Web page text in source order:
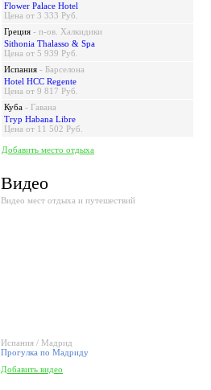
Flower Palace Hotel
Цена от 3 333 Руб.
Греция - п-ов. Халкидики
Sithonia Thalasso & Spa
Цена от 5 939 Руб.
Испания - Барселона
Hotel HCC Regente
Цена от 9 817 Руб.
Куба - Гавана
Tryp Habana Libre
Цена от 11 502 Руб.
Добавить место отдыха
Видео
Видео мест отдыха и путешествий
Испания / Мадрид
Прогулка по Мадриду
Добавить видео